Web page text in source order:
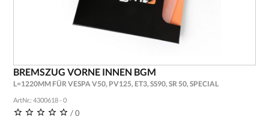
BREMSZUG VORNE INNEN BGM
L=1220MM FÜR VESPA V50, PV125, ET3, SS90, SR 50, SPECIAL
ArtNr.: 4300618 - 0
/ 0